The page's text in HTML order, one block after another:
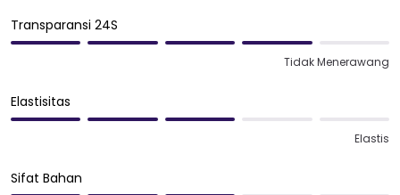
Transparansi 24S
Tidak Menerawang
Elastisitas
Elastis
Sifat Bahan